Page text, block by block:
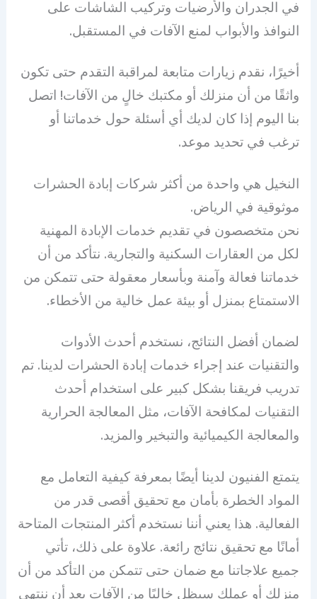
في الجدران والأرضيات وتركيب الشاشات على
النوافذ والأبواب لمنع الآفات في المستقبل.
أخيرًا، نقدم زيارات متابعة لمراقبة التقدم حتى تكون
واثقًا من أن منزلك أو مكتبك خالٍ من الآفات! اتصل
بنا اليوم إذا كان لديك أي أسئلة حول خدماتنا أو
ترغب في تحديد موعد.
النخيل هي واحدة من أكثر شركات إبادة الحشرات
موثوقية في الرياض.
نحن متخصصون في تقديم خدمات الإبادة المهنية
لكل من العقارات السكنية والتجارية. نتأكد من أن
خدماتنا فعالة وآمنة وبأسعار معقولة حتى تتمكن من
الاستمتاع بمنزل أو بيئة عمل خالية من الأخطاء.
لضمان أفضل النتائج، نستخدم أحدث الأدوات
والتقنيات عند إجراء خدمات إبادة الحشرات لدينا. تم
تدريب فريقنا بشكل كبير على استخدام أحدث
التقنيات لمكافحة الآفات، مثل المعالجة الحرارية
والمعالجة الكيميائية والتبخير والمزيد.
يتمتع الفنيون لدينا أيضًا بمعرفة كيفية التعامل مع
المواد الخطرة بأمان مع تحقيق أقصى قدر من
الفعالية. هذا يعني أننا نستخدم أكثر المنتجات المتاحة
أمانًا مع تحقيق نتائج رائعة. علاوة على ذلك، تأتي
جميع علاجاتنا مع ضمان حتى تتمكن من التأكد من أن
منزلك أو عملك سيظل خاليًا من الآفات بعد أن ننتهي